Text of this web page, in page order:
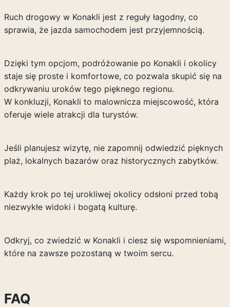
Ruch drogowy w Konakli jest z reguły łagodny, co
sprawia, że jazda samochodem jest przyjemnością.
Dzięki tym opcjom, podróżowanie po Konakli i okolicy
staje się proste i komfortowe, co pozwala skupić się na
odkrywaniu uroków tego pięknego regionu.
W konkluzji, Konakli to malownicza miejscowość, która
oferuje wiele atrakcji dla turystów.
Jeśli planujesz wizytę, nie zapomnij odwiedzić pięknych
plaż, lokalnych bazarów oraz historycznych zabytków.
Każdy krok po tej urokliwej okolicy odsłoni przed tobą
niezwykłe widoki i bogatą kulturę.
Odkryj, co zwiedzić w Konakli i ciesz się wspomnieniami,
które na zawsze pozostaną w twoim sercu.
FAQ